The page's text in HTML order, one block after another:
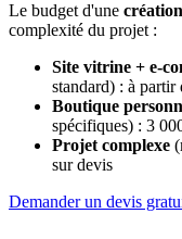
Le budget d'une
complexité du projet :
Site vitrine + e-
standard) : à partir
Boutique
spécifiques) : 3
Projet complexe
sur devis
Demander un devis